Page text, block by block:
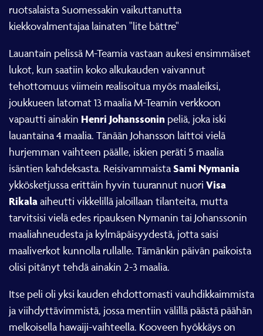
ruotsalaista Suomessakin vaikuttanutta
kiekkovalmentajaa lainaten "lite bättre"
Lauantain pelissä M-Teamia vastaan aukesi ensimmäiset
lukot, kun saatiin koko alkukauden vaivannut
tehottomuus viimein realisoitua myös maaleiksi,
joukkueen latomat 13 maalia M-Teamin verkkoon
vapautti ainakin Henri Johanssonin peliä, joka iski
lauantaina 4 maalia. Tänään Johansson laittoi vielä
hurjemman vaihteen päälle, iskien peräti 5 maalia
isäntien kahdeksasta. ReisivammaistaSami Nymania
ykkösketjussa erittäin hyvin tuurannut nuori Visa
Rikalaaiheutti vikkelillä jaloillaan tilanteita, mutta
tarvitsisi vielä edes ripauksen Nymanin tai Johanssonin
maaliahneudesta ja kylmäpäisyydestä, jotta saisi
maaliverkot kunnolla rullalle. Tämänkin päivän paikoista
olisi pitänyt tehdä ainakin 2-3 maalia.
Itse peli oli yksi kauden ehdottomasti vauhdikkaimmista
ja viihdyttävimmistä, jossa mentiin välillä päästä päähän
melkoisella hawaiji-vaihteella. Kooveen hyökkäys on